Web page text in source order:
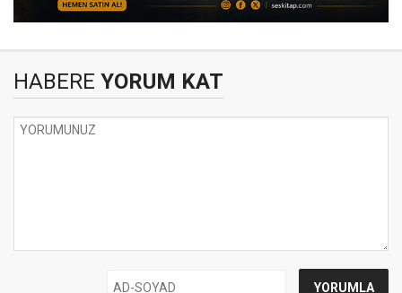
HABERE YORUM KAT